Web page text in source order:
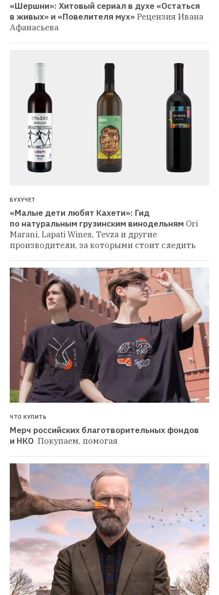
«Шершни»: Хитовый сериал в духе «Остаться
в живых» и «Повелителя мух» Рецензия Ивана
Афанасьева
БУХУЧЕТ
«Малые дети любят Кахети»: Гид
по натуральным грузинским винодельням Ori
Marani, Lapati Wines, Tevza и другие
производители, за которыми стоит следить
ЧТО КУПИТЬ
Мерч российских благотворительных фондов
и НКО Покупаем, помогая